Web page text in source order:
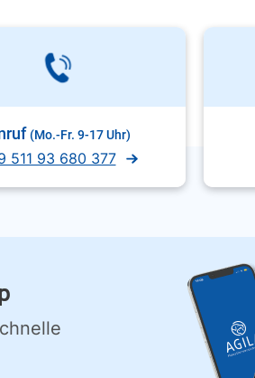
(Mo.-Fr. 9-17 Uhr)
511 93 680 377